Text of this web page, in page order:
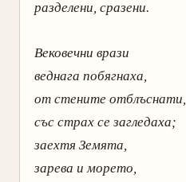
разделени, сразени.
Вековечни врази
веднага побягнаха,
от стените отблъснати,
със страх се загледаха;
заехтя Земята,
зарева и морето,